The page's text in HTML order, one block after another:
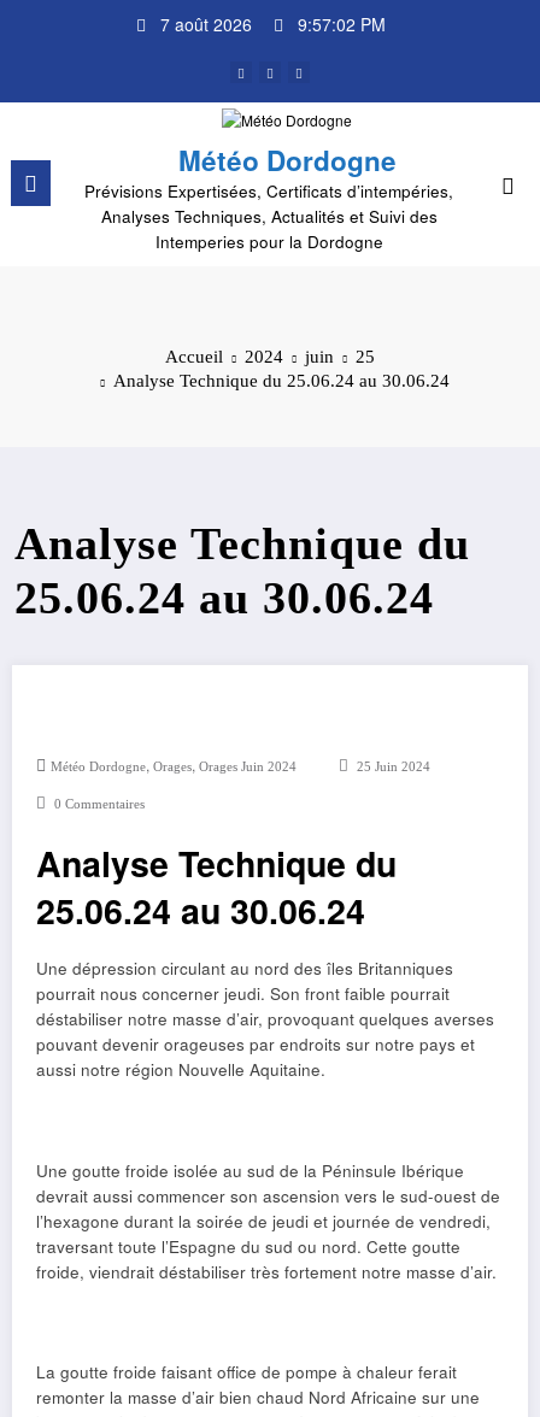
7 août 2026 9:57:02 PM
Météo Dordogne
Prévisions Expertisées, Certificats d’intempéries,
Analyses Techniques, Actualités et Suivi des
Intemperies pour la Dordogne
Accueil 2024 juin
25
Analyse Technique du 25.06.24 au 30.06.24
Analyse Technique du
25.06.24 au 30.06.24
Météo Dordogne, Orages, Orages Juin 2024 25 Juin 2024
0 Commentaires
Analyse Technique du
25.06.24 au 30.06.24
Une dépression circulant au nord des îles Britanniques
pourrait nous concerner jeudi. Son front faible pourrait
déstabiliser notre masse d’air, provoquant quelques averses
pouvant devenir orageuses par endroits sur notre pays et
aussi notre région Nouvelle Aquitaine.
Une goutte froide isolée au sud de la Péninsule Ibérique
devrait aussi commencer son ascension vers le sud-ouest de
l’hexagone durant la soirée de jeudi et journée de vendredi,
traversant toute l’Espagne du sud ou nord. Cette goutte
froide, viendrait déstabiliser très fortement notre masse d’air.
La goutte froide faisant office de pompe à chaleur ferait
remonter la masse d’air bien chaud Nord Africaine sur une